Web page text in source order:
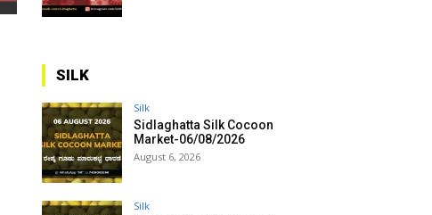
SILK
Silk
Sidlaghatta Silk Cocoon
Market-06/08/2026
August 6, 2026
Silk